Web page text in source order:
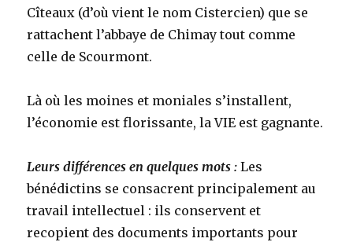
Cîteaux (d’où vient le nom Cistercien) que se
rattachent l’abbaye de Chimay tout comme
celle de Scourmont.
Là où les moines et moniales s’installent,
l’économie est florissante, la VIE est gagnante.
Leurs différences en quelques mots :Les
bénédictins se consacrent principalement au
travail intellectuel : ils conservent et
recopient des documents importants pour